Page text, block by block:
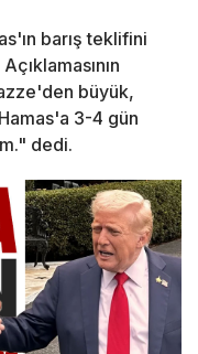
barış teklifini
büyük,
3-4 gün
dedi.